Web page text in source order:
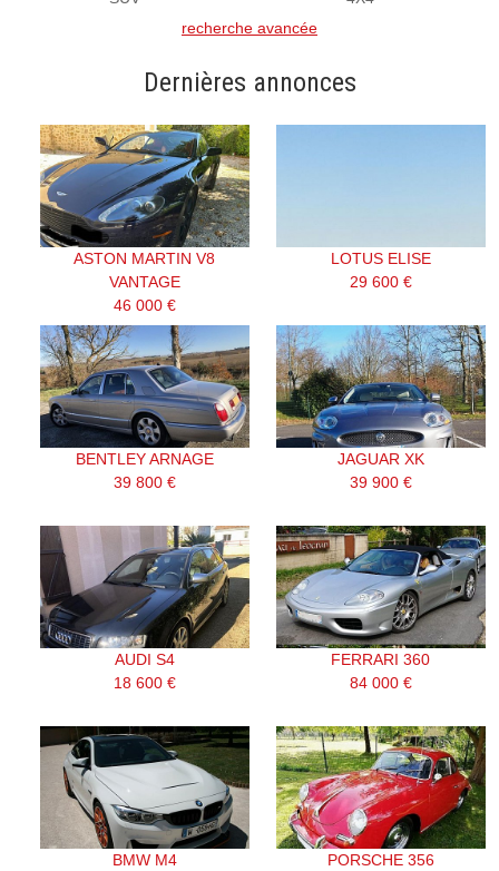
recherche avancée
Dernières annonces
ASTON MARTIN V8
VANTAGE
46 000 €
LOTUS ELISE
29 600 €
BENTLEY ARNAGE
39 800 €
JAGUAR XK
39 900 €
AUDI S4
18 600 €
FERRARI 360
84 000 €
BMW M4
PORSCHE 356